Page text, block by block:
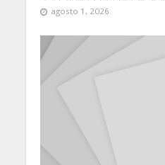
agosto 1, 2026